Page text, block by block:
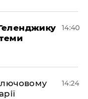
14:40
14:24